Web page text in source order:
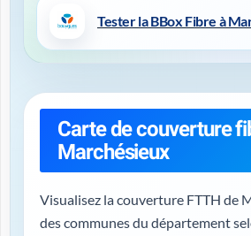
Tester la BBox Fibre à
Carte de couverture
Marchésieux
Visualisez la couverture FTTH de
des communes du département